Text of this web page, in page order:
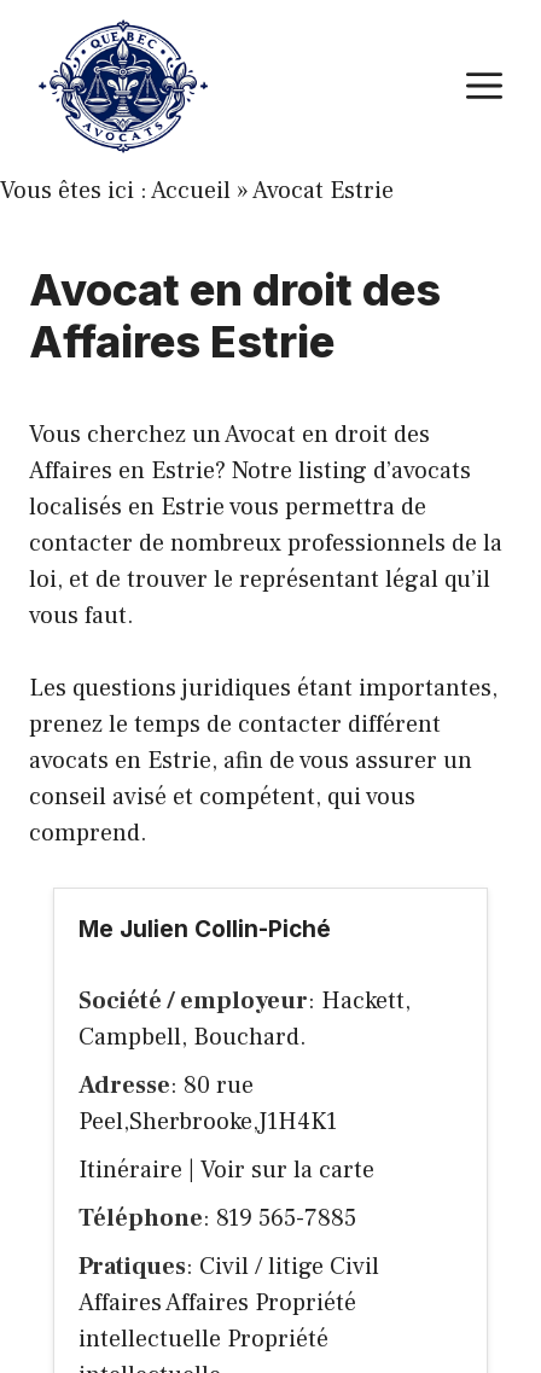
contenu
Vous êtes ici :Accueil »Avocat Estrie
Avocat en droit des
Affaires Estrie
Vous cherchez un Avocat en droit des
Affaires en Estrie? Notre listing d’avocats
localisés en Estrie vous permettra de
contacter de nombreux professionnels de la
loi, et de trouver le représentant légal qu’il
vous faut.
Les questions juridiques étant importantes,
prenez le temps de contacter différent
avocats en Estrie, afin de vous assurer un
conseil avisé et compétent, qui vous
comprend.
Me Julien Collin-Piché
Société / employeur: Hackett,
Campbell, Bouchard.
Adresse: 80 rue
Peel,Sherbrooke,J1H4K1
Itinéraire
Voir sur la carte
Téléphone: 819 565-7885
Pratiques: Civil / litige Civil
Affaires Affaires Propriété
intellectuelle Propriété